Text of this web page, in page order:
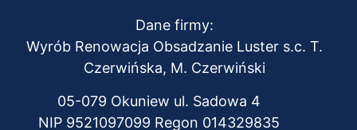
Dane firmy:
Wyrób Renowacja Obsadzanie Luster s.c. T.
Czerwińska, M. Czerwiński
05-079 Okuniew ul. Sadowa 4
NIP 9521097099 Regon 014329835